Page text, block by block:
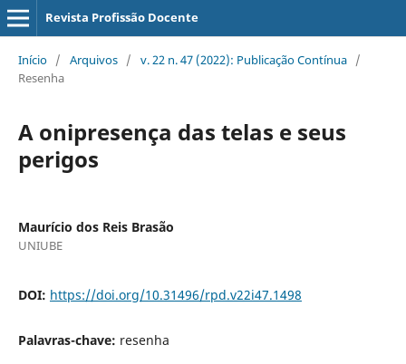
Revista Profissão Docente
Início / Arquivos / v. 22 n. 47 (2022): Publicação Contínua /
Resenha
A onipresença das telas e seus
perigos
Maurício dos Reis Brasão
UNIUBE
DOI: https://doi.org/10.31496/rpd.v22i47.1498
Palavras-chave: resenha